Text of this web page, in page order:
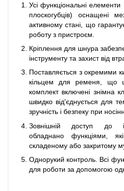
Усі функціональні
плоскогубців) оснащені
активному стані, що
роботу з пристроєм.
Кріплення для шнура
інструменту та захист від
Поставляється з окремими
кільцем для ременя, що
комплект включені знімна
швидко від'єднується для
зручність і безпеку при
Зовнішній доступ до
обладнано функціями,
складеному або закритому
Однорукий контроль. Всі
для роботи за допомогою